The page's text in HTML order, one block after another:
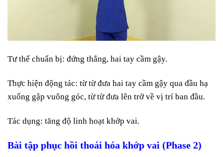
Tư thế chuẩn bị: đứng thẳng, hai tay cầm gậy.
Thực hiện động tác: từ từ đưa hai tay cầm gậy qua đầu hạ
xuống gập vuông góc, từ từ đưa lên trở về vị trí ban đầu.
Tác dụng: tăng độ linh hoạt khớp vai.
Bài tập phục hồi thoái hóa khớp vai (Phase 2)